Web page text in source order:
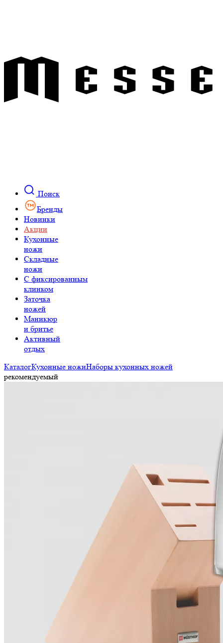
Поиск
Бренды
Новинки
Акции
Кухонные
ножи
Складные
ножи
C фиксированным
клинком
Заточка
ножей
Маникюр
и бритье
Активный
отдых
КаталогКухонные ножиНаборы кухонных ножей
рекомендуемый